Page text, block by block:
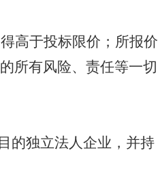
高于投标限价 ； 所报价
所有风险、责任等一切
的独立法人企业，并持